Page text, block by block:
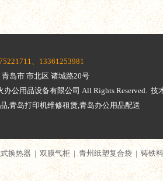
、13361253981
岛市 市北区 诸城路20号
办公用品设备有限公司 All Rights Reserved. 技
,青岛打印机维修租赁,青岛办公用品配送
换热器|双膜气柜|青州纸塑复合袋|铸铁